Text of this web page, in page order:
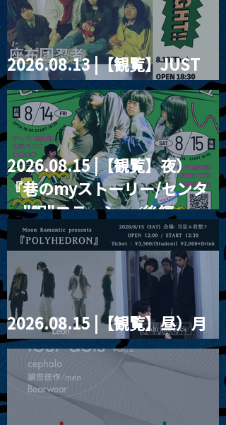
2026.08.13 |【観覧】JUST
RIGHT!! vol.26
2026.08.15 |【観覧】夜）
『巷のmyストーリー/センタ
ー"訳"フラッシュ⚡️後編』
2026.08.15 |【観覧】昼）月
見ルpre.『POLYHEDRON』